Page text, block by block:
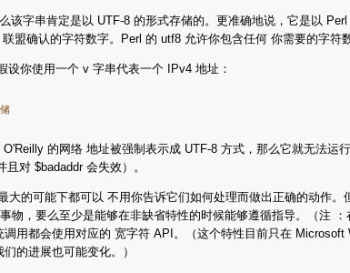
该字串肯定是以 UTF-8 的形式存储的。更准确地说，它是以
盟确认的字符数字。Perl 的 utf8 允许你包含任何 你需要的字符
你使用一个 v 字串代表一个 IPv4 地址：
的网络 地址被强制表示成 UTF-8 方式，那么它就无法
对 $badaddr 会失效）。
的可能下都可以 不用你告诉它们如何处理而做出正确的动作
物，要么至少是能够在非缺省特性的时候能够遵循指导。（注
用都会使用对应的 宽字符 API。（这个特性目前只在
的进展也可能变化。）